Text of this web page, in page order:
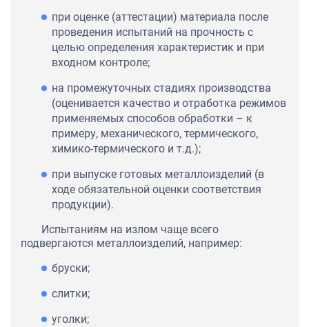
при оценке (аттестации) материала после
проведения испытаний на прочность с
целью определения характеристик и при
входном контроле;
на промежуточных стадиях производства
(оценивается качество и отработка режимов
применяемых способов обработки – к
примеру, механического, термического,
химико-термического и т.д.);
при выпуске готовых металлоизделий (в
ходе обязательной оценки соответствия
продукции).
Испытаниям на излом чаще всего
подвергаются металлоизделий, например:
бруски;
слитки;
уголки;